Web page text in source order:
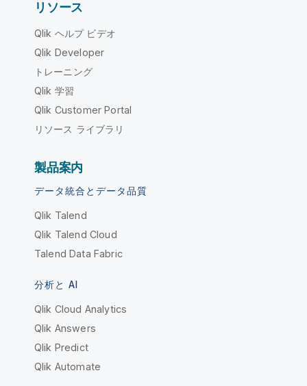
リソース
Qlik ヘルプ ビデオ
Qlik Developer
トレーニング
Qlik 学習
Qlik Customer Portal
リソース ライブラリ
製品案内
データ統合とデータ品質
Qlik Talend
Qlik Talend Cloud
Talend Data Fabric
分析と AI
Qlik Cloud Analytics
Qlik Answers
Qlik Predict
Qlik Automate